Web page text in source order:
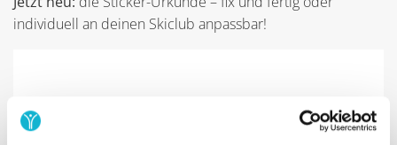
individuell an deinen Skiclub anpassbar!